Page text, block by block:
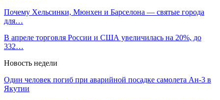
Почему Хельсинки, Мюнхен и Барселона — святые города
для…
В апреле торговля России и США увеличилась на 20%, до
332…
Новость недели
Один человек погиб при аварийной посадке самолета Ан-3 в
Якутии